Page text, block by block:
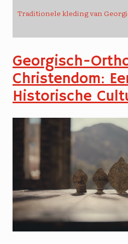
Traditionele kleding van
Georgisch-
Christendom:
Historische